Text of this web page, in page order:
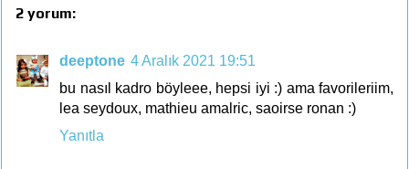
2 yorum:
deeptone 4 Aralık 2021 19:51
bu nasıl kadro böyleee, hepsi iyi :) ama favorileriim,
lea seydoux, mathieu amalric, saoirse ronan :)
Yanıtla